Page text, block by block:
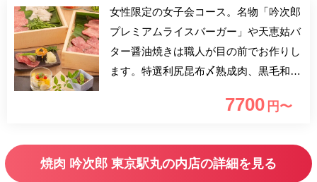
女性限定の女子会コース。名物「吟次郎
プレミアムライスバーガー」や天恵姑バ
ター醤油焼きは職人が目の前でお作りし
ます。特選利尻昆布〆熟成肉、黒毛和牛
7700 円〜
焼肉 吟次郎 東京駅丸の内店の詳細を見る